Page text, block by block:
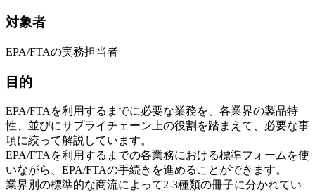
対象者
EPA/FTAの実務担当者
目的
EPA/FTAを利用するまでに必要な業務を、各業界の製品特
性、並びにサプライチェーン上の役割を踏まえて、必要な事
項に絞って解説しています。
EPA/FTAを利用するまでの各業務における標準フォームを使
いながら、EPA/FTAの手続きを進めることができます。
業界別の標準的な商流によって2-3種類の冊子に分かれてい